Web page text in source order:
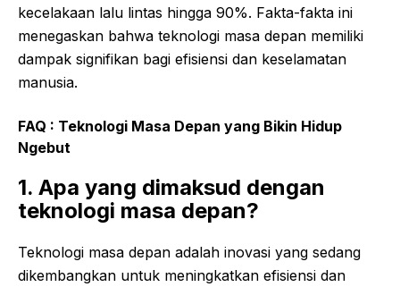
kecelakaan lalu lintas hingga 90%. Fakta-fakta ini
menegaskan bahwa teknologi masa depan memiliki
dampak signifikan bagi efisiensi dan keselamatan
manusia.
FAQ : Teknologi Masa Depan yang Bikin Hidup
Ngebut
1. Apa yang dimaksud dengan
teknologi masa depan?
Teknologi masa depan adalah inovasi yang sedang
dikembangkan untuk meningkatkan efisiensi dan